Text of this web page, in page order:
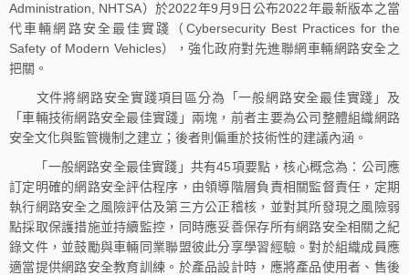
Administration, NHTSA）於2022年9月9日公布2022年最新版本之當
代車輛網路安全最佳實踐（Cybersecurity Best Practices for the
Safety of Modern Vehicles），強化政府對先進聯網車輛網路安全之
把關。
文件將網路安全實踐項目區分為「一般網路安全最佳實踐」及
「車輛技術網路安全最佳實踐」兩塊，前者主要為公司整體組織網路
安全文化與監管機制之建立；後者則偏重於技術性的建議內涵。
「一般網路安全最佳實踐」共有45項要點，核心概念為：公司應
訂定明確的網路安全評估程序，由領導階層負責相關監督責任，定期
執行網路安全之風險評估及第三方公正稽核，並對其所發現之風險弱
點採取保護措施並持續監控，同時應妥善保存所有網路安全相關之紀
錄文件，並鼓勵與車輛同業聯盟彼此分享學習經驗。對於組織成員應
適當提供網路安全教育訓練。於產品設計時，應將產品使用者、售後